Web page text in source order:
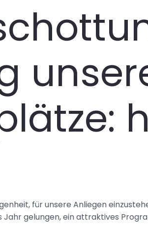
für unsere Anliegen
gelungen, ein attraktives